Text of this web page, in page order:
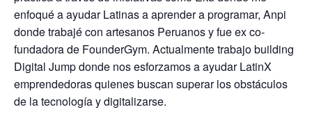
enfoqué a ayudar Latinas a aprender a programar, Anpi
donde trabajé con artesanos Peruanos y fue ex co-
fundadora de FounderGym. Actualmente trabajo building
Digital Jump donde nos esforzamos a ayudar LatinX
emprendedoras quienes buscan superarlos obstáculos
de la tecnología y digitalizarse.